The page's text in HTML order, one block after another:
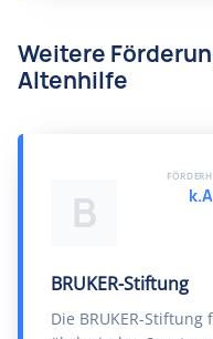
Weitere
Altenhilfe
B
BRUKER-Stiftung
Die BRUKER-
k.A